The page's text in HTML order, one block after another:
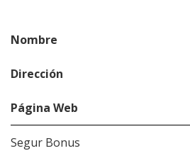
Nombre
Dirección
Página Web
Segur Bonus